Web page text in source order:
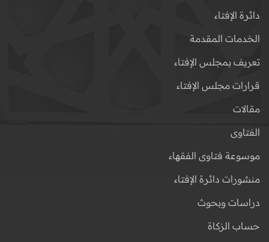
دائرة الإفتاء
الخدمات المقدمة
تعريف بمجلس الإفتاء
قرارات مجلس الإفتاء
مقالات
الفتاوى
موسوعة فتاوى الفقهاء
منشورات دائرة الإفتاء
دراسات وبحوث
حساب الزكاة